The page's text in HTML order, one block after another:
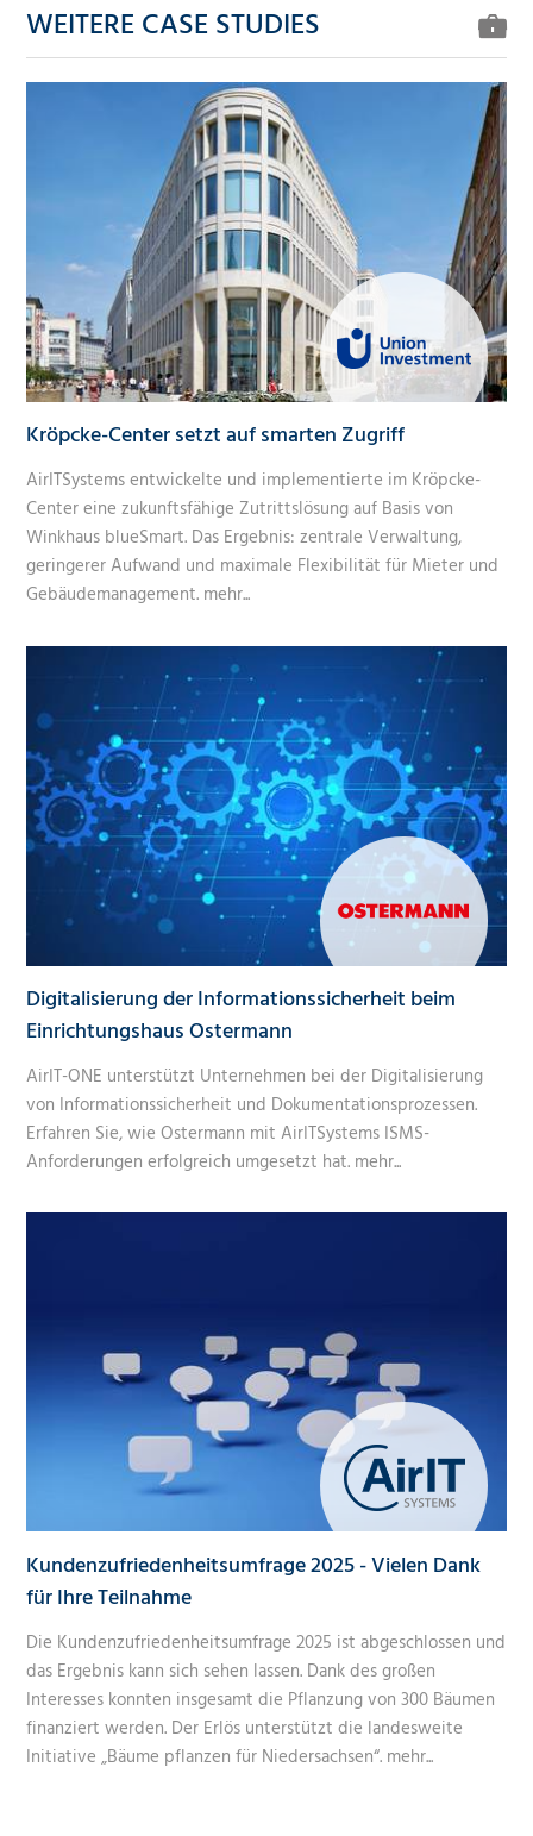
WEITERE CASE STUDIES
Kröpcke-Center setzt auf smarten Zugriff
AirITSystems entwickelte und implementierte im Kröpcke-
Center eine zukunftsfähige Zutrittslösung auf Basis von
Winkhaus blueSmart. Das Ergebnis: zentrale Verwaltung,
geringerer Aufwand und maximale Flexibilität für Mieter und
Gebäudemanagement. mehr...
Digitalisierung der Informationssicherheit beim
Einrichtungshaus Ostermann
AirIT-ONE unterstützt Unternehmen bei der Digitalisierung
von Informationssicherheit und Dokumentationsprozessen.
Erfahren Sie, wie Ostermann mit AirITSystems ISMS-
Anforderungen erfolgreich umgesetzt hat. mehr...
Kundenzufriedenheitsumfrage 2025 - Vielen Dank
für Ihre Teilnahme
Die Kundenzufriedenheitsumfrage 2025 ist abgeschlossen und
das Ergebnis kann sich sehen lassen. Dank des großen
Interesses konnten insgesamt die Pflanzung von 300 Bäumen
finanziert werden. Der Erlös unterstützt die landesweite
Initiative „Bäume pflanzen für Niedersachsen“. mehr...